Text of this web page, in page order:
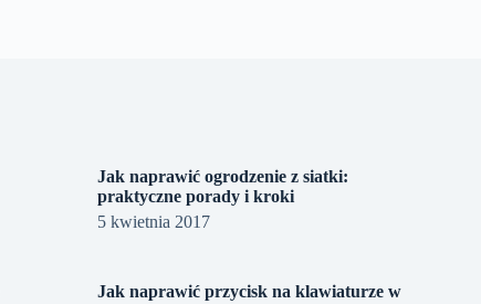
Jak naprawić ogrodzenie z siatki:
praktyczne porady i kroki
5 kwietnia 2017
Jak naprawić przycisk na klawiaturze w